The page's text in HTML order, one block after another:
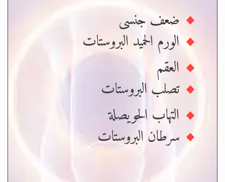
ضعف جنسى
الورم الحميد البروستات
العقم
تصلب البروستات
التهاب الحويصلة
سرطان البروستات